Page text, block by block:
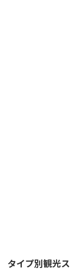
タイプ別観光